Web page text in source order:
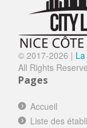
© 2017-2026 |
All Rights
Pages
Accueil
Liste des